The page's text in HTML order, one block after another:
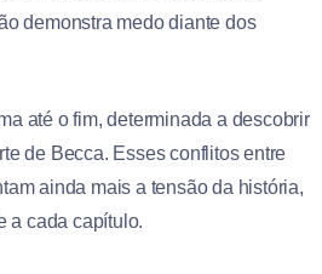
demonstra medo diante dos
até o fim, determinada a descobrir
de Becca. Esses conflitos entre
ainda mais a tensão da história,
a cada capítulo.